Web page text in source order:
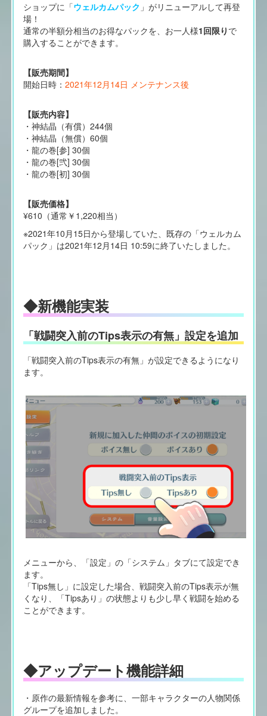
ショップに「ウェルカムパック 」がリニューアルして再登
場！
通常の半額分相当のお得なパックを、お一人様1回限り で
購入することができます。
【販売期間】
開始日時： 2021年12月14日 メンテナンス後
【販売内容】
・神結晶（有償）244個
・神結晶（無償）60個
・龍の巻[参] 30個
・龍の巻[弐] 30個
・龍の巻[初] 30個
【販売価格】
¥610（通常￥1,220相当）
※2021年10月15日から登場していた、既存の「ウェルカム
パック」は2021年12月14日 10:59に終了いたしました。
◆新機能実装
「戦闘突入前のTips表示の有無」設定を追加
「戦闘突入前のTips表示の有無」が設定できるようになり
ます。
メニューから、「設定」の「システム」タブにて設定でき
ます。
「Tips無し」に設定した場合、戦闘突入前のTips表示が無
くなり、「Tipsあり」の状態よりも少し早く戦闘を始める
ことができます。
◆アップデート機能詳細
・原作の最新情報を参考に、一部キャラクターの人物関係
グループを追加しました。